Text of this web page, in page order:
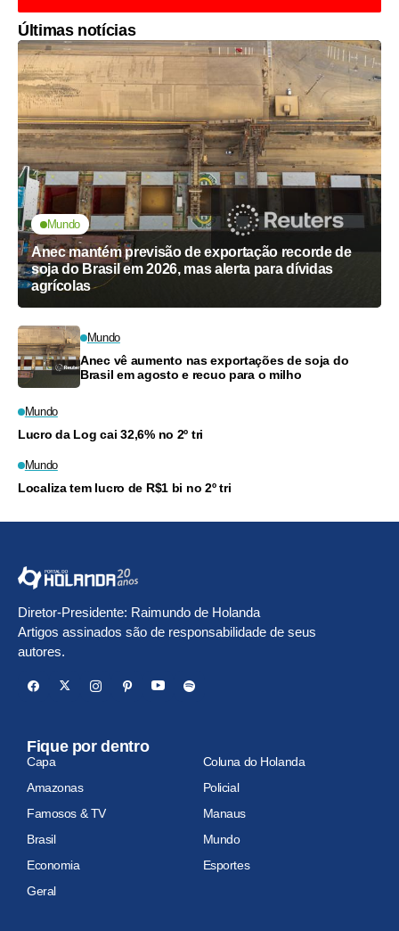
Últimas notícias
Mundo
Anec mantém previsão de exportação recorde de
soja do Brasil em 2026, mas alerta para dívidas
agrícolas
Mundo
Anec vê aumento nas exportações de soja do
Brasil em agosto e recuo para o milho
Mundo
Lucro da Log cai 32,6% no 2º tri
Mundo
Localiza tem lucro de R$1 bi no 2º tri
Diretor-Presidente: Raimundo de Holanda
Artigos assinados são de responsabilidade de seus
autores.
Fique por dentro
Capa
Coluna do Holanda
Amazonas
Policial
Famosos & TV
Manaus
Brasil
Mundo
Economia
Esportes
Geral